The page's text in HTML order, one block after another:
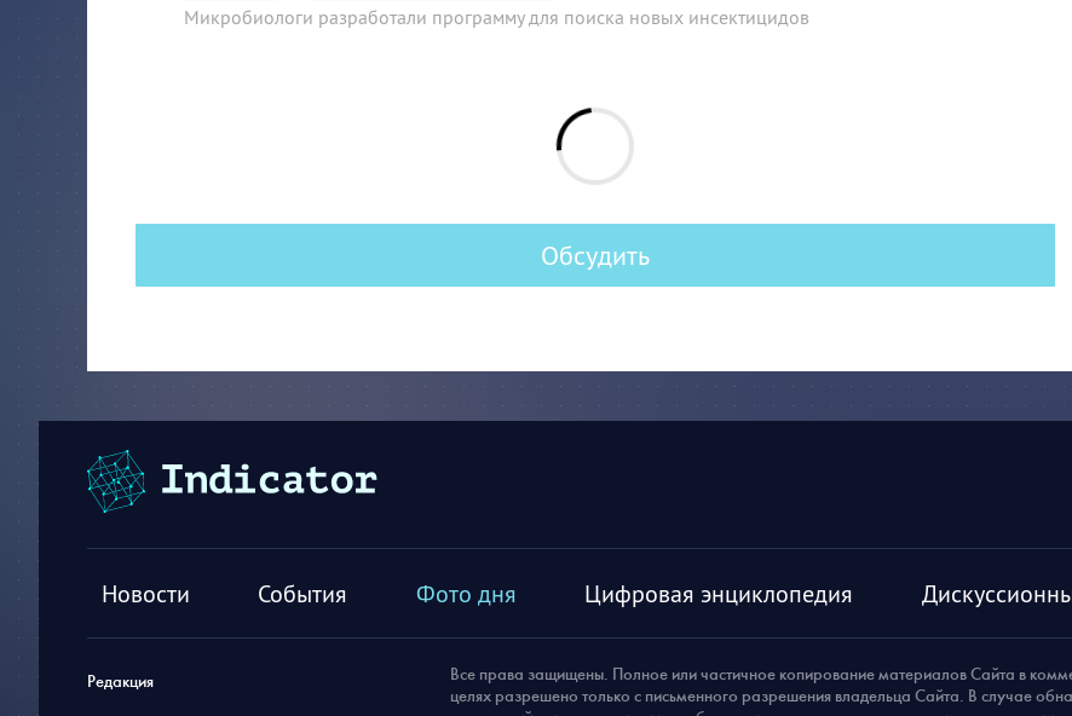
Микробиологи разработали программу для поиска новых инсектицидов
Обсудить
Новости События Фото дня Цифровая энциклопедия
Редакция
Все права защищены. Полное или частичное копирование материалов Сайта в
целях разрешено только с письменного разрешения владельца Сайта. В случае